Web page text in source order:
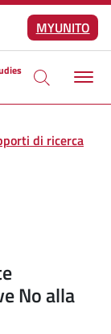
social
MYUNITO
di ricerca
No alla